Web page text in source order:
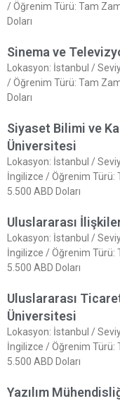
/ Öğrenim Türü: Tam
Doları
Sinema ve
Lokasyon: İstanbul /
/ Öğrenim Türü: Tam
Doları
Siyaset Bilimi ve
Üniversitesi
Lokasyon: İstanbul /
İngilizce / Öğrenim Türü:
5.500 ABD Doları
Uluslararası
Lokasyon: İstanbul /
İngilizce / Öğrenim Türü:
5.500 ABD Doları
Uluslararası
Üniversitesi
Lokasyon: İstanbul /
İngilizce / Öğrenim Türü:
5.500 ABD Doları
Yazılım